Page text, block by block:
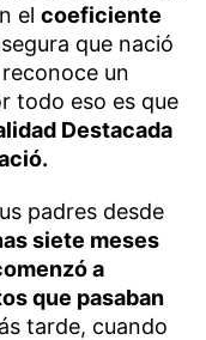
el coeficiente
que nació
un
todo eso es que
Destacada
padres desde
siete meses
a
que pasaban
tarde, cuando